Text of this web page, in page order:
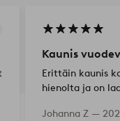
Kaunis
Erittäin kaunis
hienolta ja on
Johanna Z —